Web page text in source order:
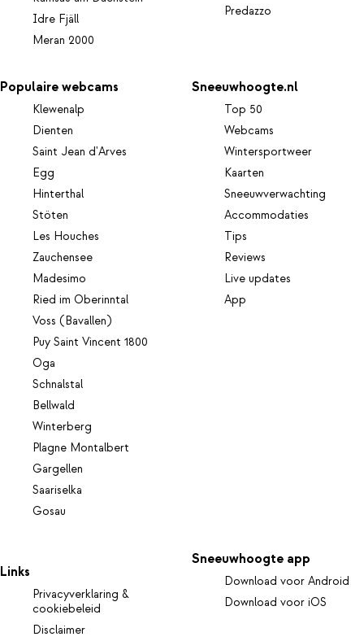
Idre Fjäll
Meran 2000
Predazzo
Populaire webcams
Klewenalp
Dienten
Saint Jean d'Arves
Egg
Hinterthal
Stöten
Les Houches
Zauchensee
Madesimo
Ried im Oberinntal
Voss (Bavallen)
Puy Saint Vincent 1800
Oga
Schnalstal
Bellwald
Winterberg
Plagne Montalbert
Gargellen
Saariselka
Gosau
Sneeuwhoogte.nl
Top 50
Webcams
Wintersportweer
Kaarten
Sneeuwverwachting
Accommodaties
Tips
Reviews
Live updates
App
Links
Privacyverklaring &
cookiebeleid
Disclaimer
Sneeuwhoogte app
Download voor Android
Download voor iOS